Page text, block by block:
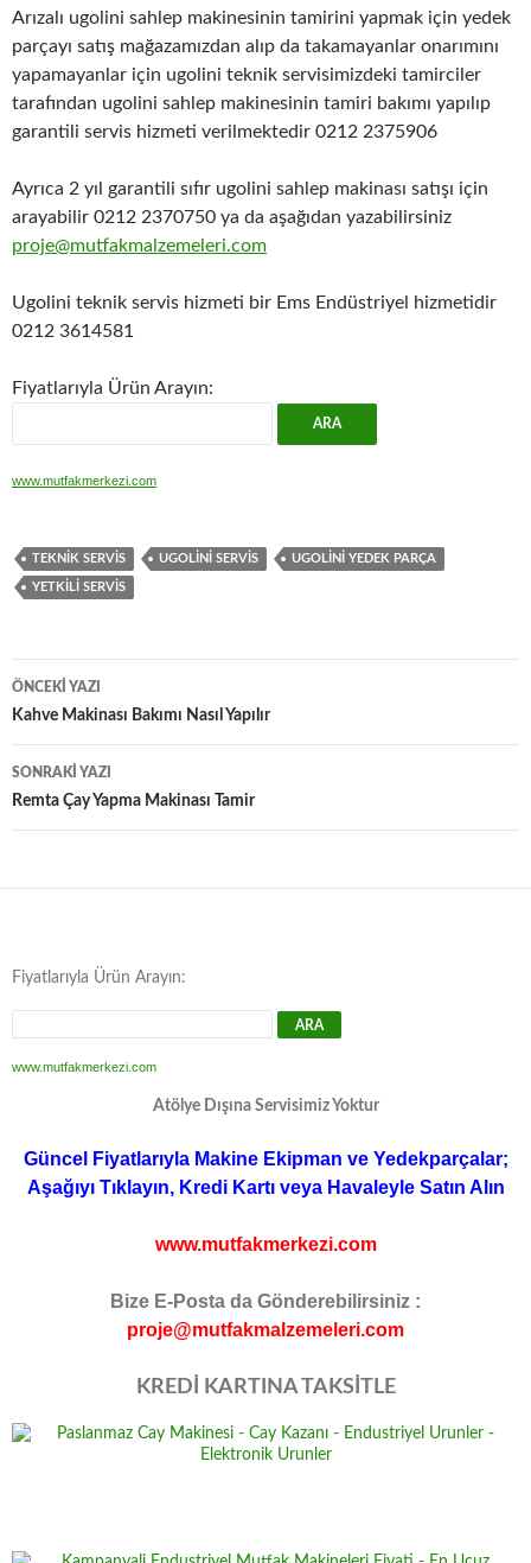
Arızalı ugolini sahlep makinesinin tamirini yapmak için yedek
parçayı satış mağazamızdan alıp da takamayanlar onarımını
yapamayanlar için ugolini teknik servisimizdeki tamirciler
tarafından ugolini sahlep makinesinin tamiri bakımı yapılıp
garantili servis hizmeti verilmektedir 0212 2375906
Ayrıca 2 yıl garantili sıfır ugolini sahlep makinası satışı için
arayabilir 0212 2370750 ya da aşağıdan yazabilirsiniz
proje@mutfakmalzemeleri.com
Ugolini teknik servis hizmeti bir Ems Endüstriyel hizmetidir
0212 3614581
Fiyatlarıyla Ürün Arayın:
www.mutfakmerkezi.com
TEKNIK SERVIS UGOLINI SERVIS UGOLINI YEDEK PARÇA
YETKILI SERVIS
Yazı
dolaşımı
ÖNCEKI YAZI
Kahve Makinası Bakımı Nasıl Yapılır
SONRAKI YAZI
Remta Çay Yapma Makinası Tamir
Fiyatlarıyla Ürün Arayın:
www.mutfakmerkezi.com
Atölye Dışına Servisimiz Yoktur
Güncel Fiyatlarıyla Makine Ekipman ve Yedekparçalar;
Aşağıyı Tıklayın, Kredi Kartı veya Havaleyle Satın Alın
www.mutfakmerkezi.com
Bize E-Posta da Gönderebilirsiniz :
proje@mutfakmalzemeleri.com
KREDİ KARTINA TAKSİTLE